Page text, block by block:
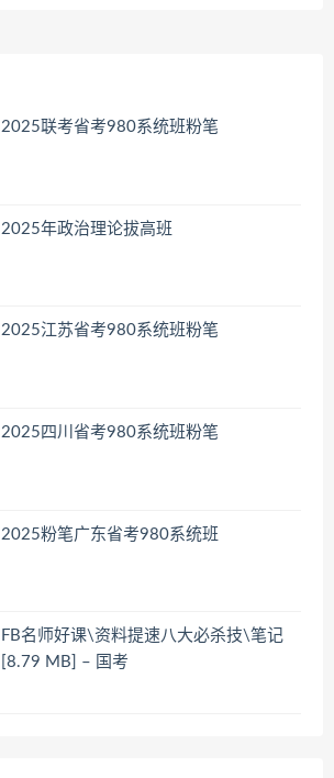
2025联考省考980系统班粉笔
2025年政治理论拔高班
2025江苏省考980系统班粉笔
2025四川省考980系统班粉笔
2025粉笔广东省考980系统班
FB名师好课\资料提速八大必杀技\笔记
[8.79 MB] – 国考